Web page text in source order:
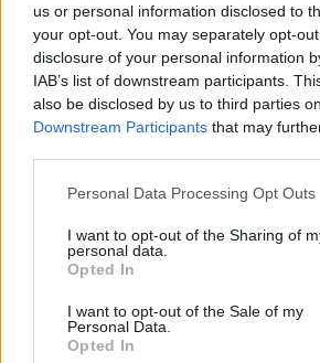
us or personal information disclosed to
your opt-out. You may separately opt-
disclosure of your personal information
IAB’s list of downstream participants.
also be disclosed by us to third parties
Downstream Participants that may
Personal Data Processing Opt Outs
I want to opt-out of the Sharing of
personal data.
Opted In
I want to opt-out of the Sale of my
Personal Data.
Opted In